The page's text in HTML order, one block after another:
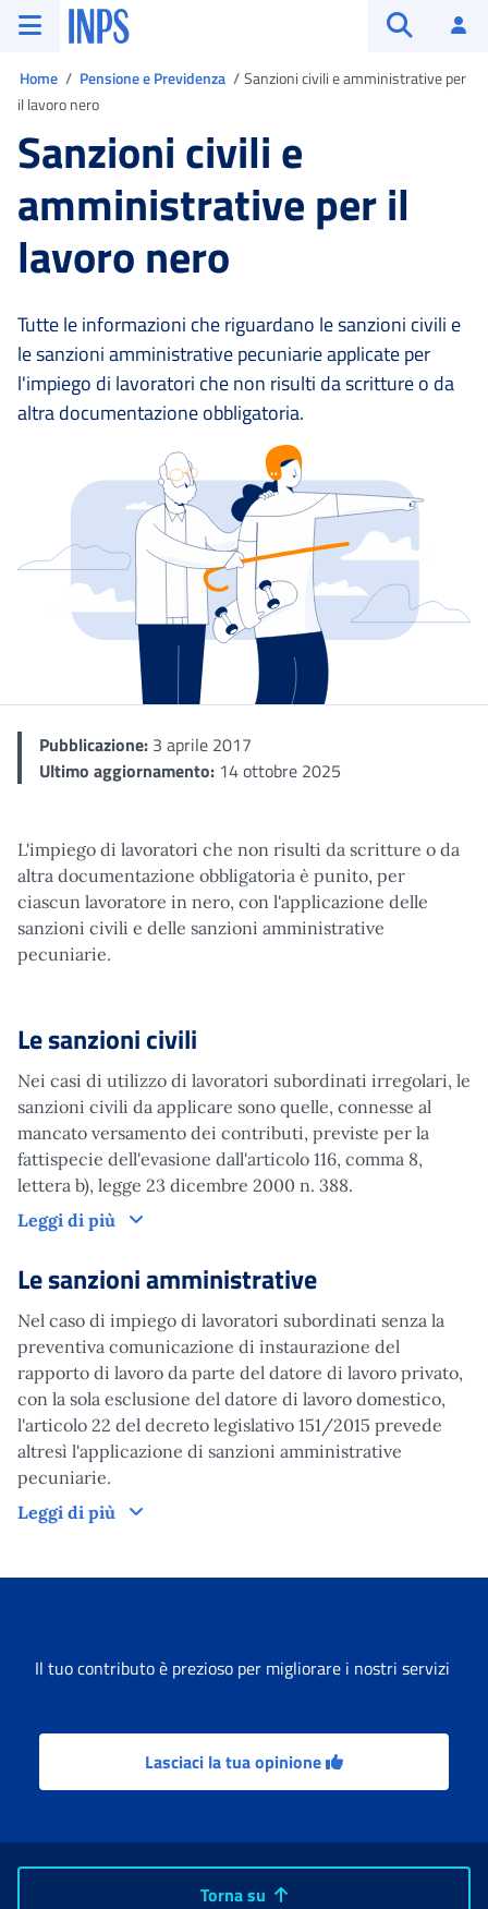
Vai al menu principale
Vai al contenuto principale
Vai al pie' di pagina
INPS ()
Home Pensione e Previdenza
Sanzioni civili e amministrative per
il lavoro nero
Sanzioni civili e
amministrative per il
lavoro nero
Tutte le informazioni che riguardano le sanzioni civili e
le sanzioni amministrative pecuniarie applicate per
l'impiego di lavoratori che non risulti da scritture o da
altra documentazione obbligatoria.
Dettaglio
Pubblicazione: 3 aprile 2017
Ultimo aggiornamento: 14 ottobre 2025
L'impiego di lavoratori che non risulti da scritture o da
altra documentazione obbligatoria è punito, per
ciascun lavoratore in nero, con l'applicazione delle
sanzioni civili e delle sanzioni amministrative
pecuniarie.
Le sanzioni civili
Nei casi di utilizzo di lavoratori subordinati irregolari, le
sanzioni civili da applicare sono quelle, connesse al
mancato versamento dei contributi, previste per la
fattispecie dell'evasione dall'articolo 116, comma 8,
lettera b), legge 23 dicembre 2000 n. 388.
Leggi di più
Le sanzioni civili
Le sanzioni amministrative
Nel caso di impiego di lavoratori subordinati senza la
preventiva comunicazione di instaurazione del
rapporto di lavoro da parte del datore di lavoro privato,
con la sola esclusione del datore di lavoro domestico,
l'articolo 22 del decreto legislativo 151/2015 prevede
altresì l'applicazione di sanzioni amministrative
pecuniarie.
Leggi di più
Le sanzioni amministrative
Il tuo contributo è prezioso per migliorare i nostri servizi
Lasciaci la tua opinione
Torna su